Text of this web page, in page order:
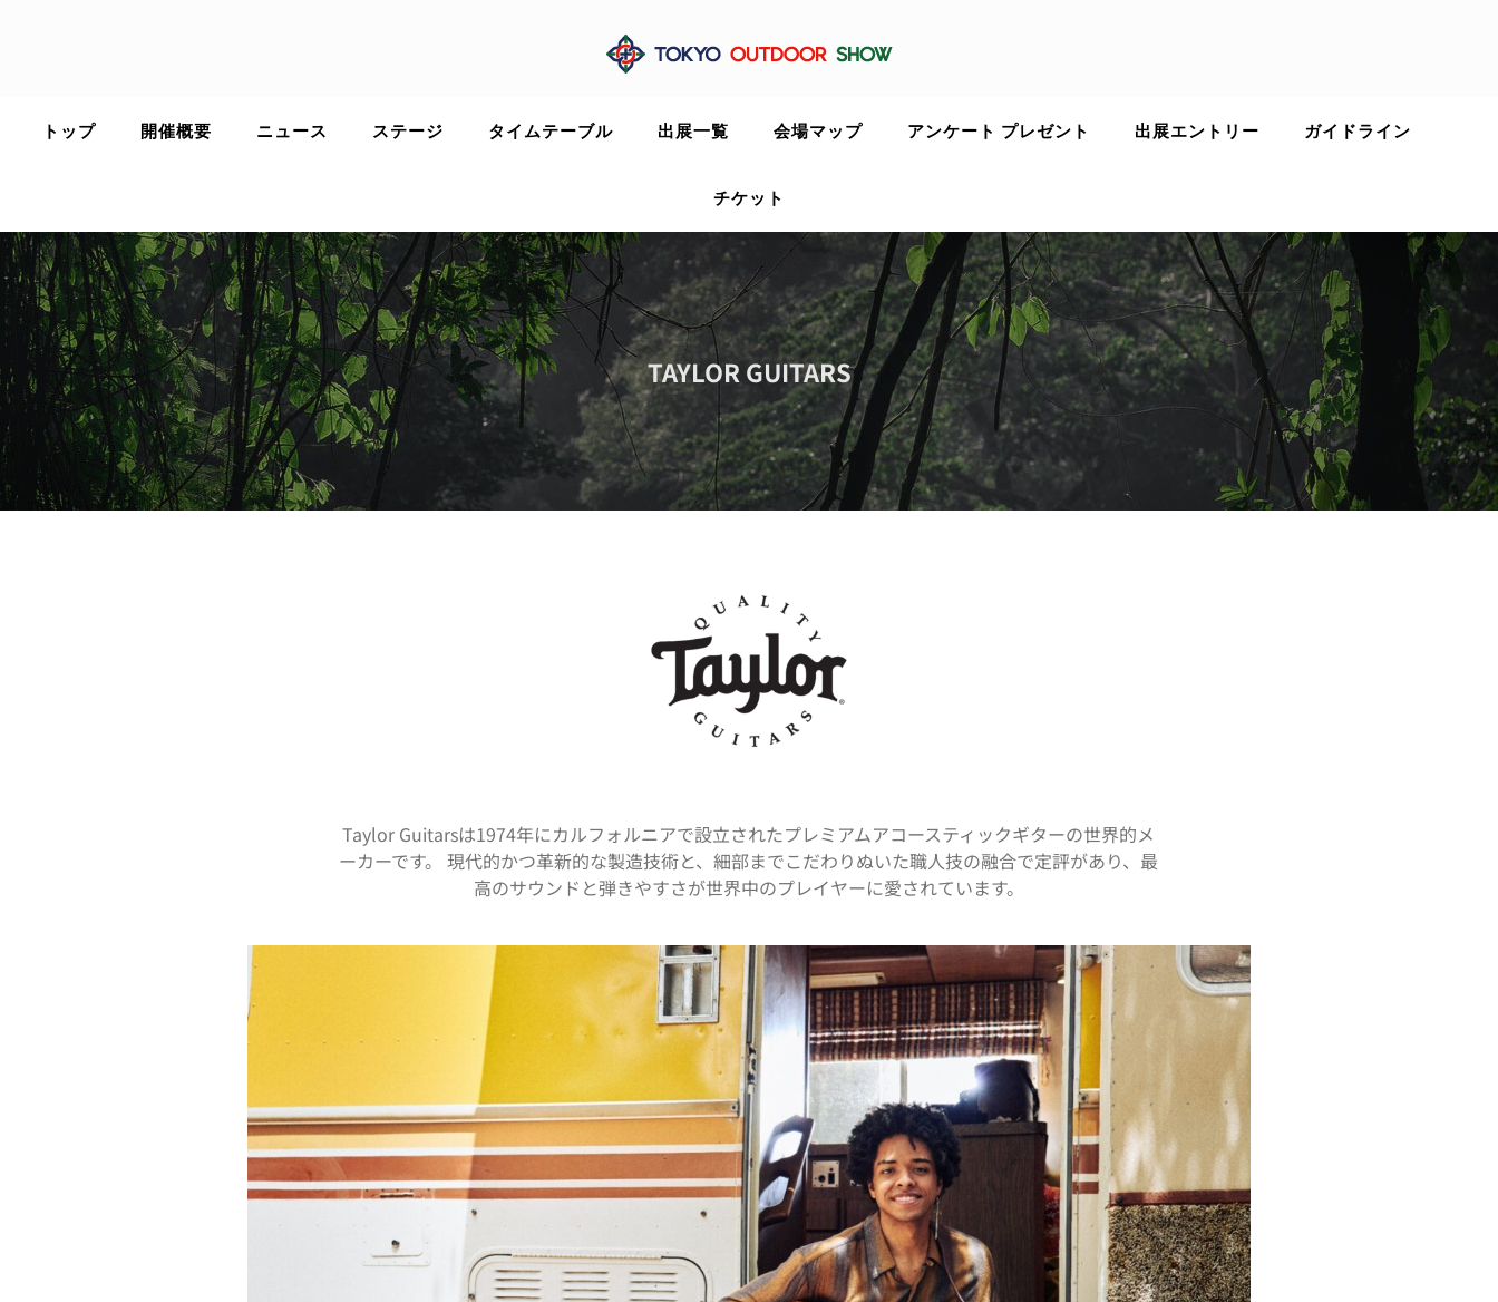
トップ 開催概要 ニュース ステージ タイムテーブル 出展一覧 会場マップ アンケート プレゼント 出展エントリー ガイドライン
チケット
TAYLOR GUITARS
Taylor Guitarsは1974年にカルフォルニアで設立されたプレミアムアコースティックギターの世界的メ
ーカーです。 現代的かつ革新的な製造技術と、細部までこだわりぬいた職人技の融合で定評があり、最
高のサウンドと弾きやすさが世界中のプレイヤーに愛されています。